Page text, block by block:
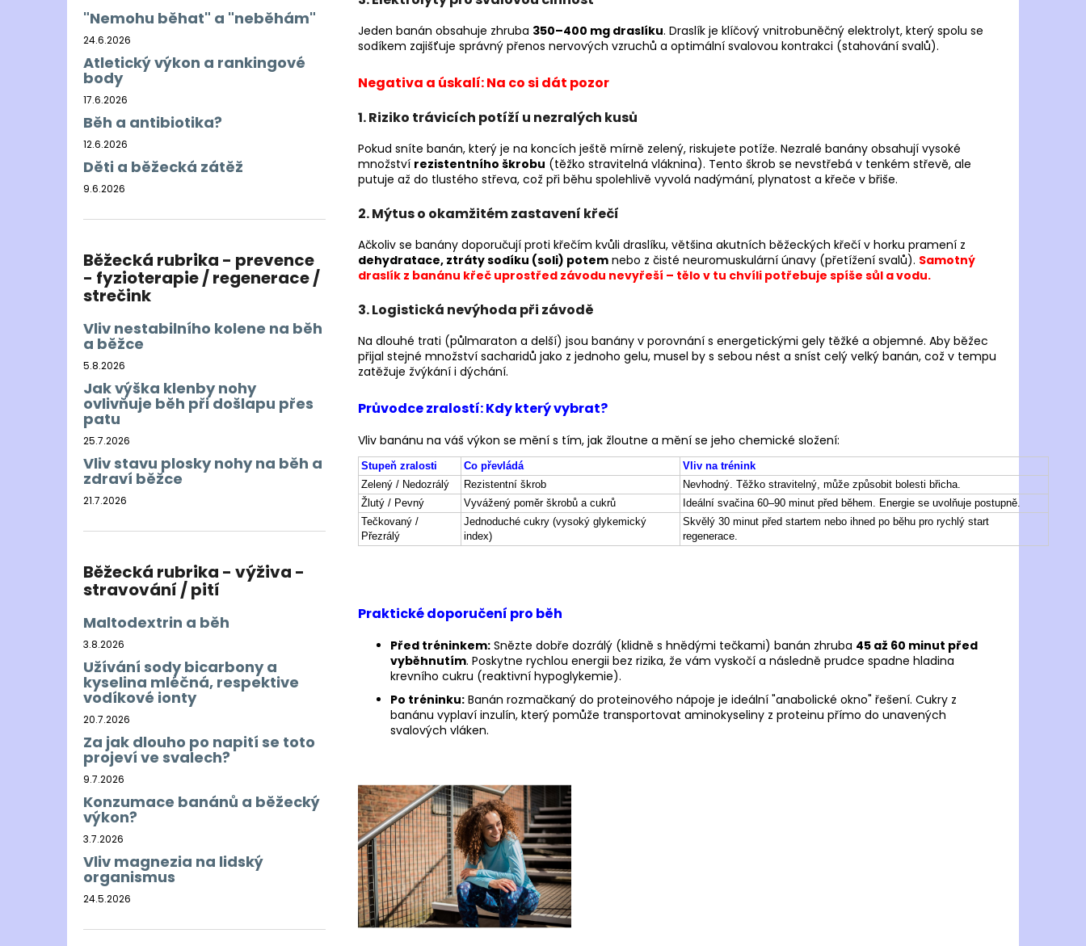
"Nemohu běhat" a "neběhám"
24.6.2026
Atletický výkon a rankingové
body
17.6.2026
Běh a antibiotika?
12.6.2026
Děti a běžecká zátěž
9.6.2026
Běžecká rubrika - prevence
- fyzioterapie / regenerace /
strečink
Vliv nestabilního kolene na běh
a běžce
5.8.2026
Jak výška klenby nohy
ovlivňuje běh při došlapu přes
patu
25.7.2026
Vliv stavu plosky nohy na běh a
zdraví běžce
21.7.2026
Běžecká rubrika - výživa -
stravování / pití
Maltodextrin a běh
3.8.2026
Užívání sody bicarbony a
kyselina mléčná, respektive
vodíkové ionty
20.7.2026
Za jak dlouho po napití se toto
projeví ve svalech?
9.7.2026
Konzumace banánů a běžecký
výkon?
3.7.2026
Vliv magnezia na lidský
organismus
24.5.2026
Jeden banán obsahuje zhruba 350–400 mg draslíku. Draslík je klíčový vnitrobuněčný elektrolyt, který spolu se
sodíkem zajišťuje správný přenos nervových vzruchů a optimální svalovou kontrakci (stahování svalů).
Negativa a úskalí: Na co si dát pozor
1. Riziko trávicích potíží u nezralých kusů
Pokud sníte banán, který je na koncích ještě mírně zelený, riskujete potíže. Nezralé banány obsahují vysoké
množství rezistentního škrobu (těžko stravitelná vláknina). Tento škrob se nevstřebá v tenkém střevě, ale
putuje až do tlustého střeva, což při běhu spolehlivě vyvolá nadýmání, plynatost a křeče v břiše.
2. Mýtus o okamžitém zastavení křečí
Ačkoliv se banány doporučují proti křečím kvůli draslíku, většina akutních běžeckých křečí v horku pramení z
dehydratace, ztráty sodíku (soli) potem nebo z čisté neuromuskulární únavy (přetížení svalů). Samotný
draslík z banánu křeč uprostřed závodu nevyřeší – tělo v tu chvíli potřebuje spíše sůl a vodu.
3. Logistická nevýhoda při závodě
Na dlouhé trati (půlmaraton a delší) jsou banány v porovnání s energetickými gely těžké a objemné. Aby běžec
přijal stejné množství sacharidů jako z jednoho gelu, musel by s sebou nést a sníst celý velký banán, což v tempu
zatěžuje žvýkání i dýchání.
Průvodce zralostí: Kdy který vybrat?
Vliv banánu na váš výkon se mění s tím, jak žloutne a mění se jeho chemické složení:
Stupeň zralosti Co převládá
Vliv na trénink
Zelený / Nedozrálý
Rezistentní škrob
Nevhodný. Těžko stravitelný, může způsobit bolesti břicha.
Žlutý / Pevný
Vyvážený poměr škrobů a cukrů
Ideální svačina 60–90 minut před během. Energie se uvolňuje postupně.
Tečkovaný /
Přezrálý
Jednoduché cukry (vysoký glykemický
index)
Skvělý 30 minut před startem nebo ihned po běhu pro rychlý start
regenerace.
Praktické doporučení pro běh
Před tréninkem: Snězte dobře dozrálý (klidně s hnědými tečkami) banán zhruba 45 až 60 minut před
vyběhnutím. Poskytne rychlou energii bez rizika, že vám vyskočí a následně prudce spadne hladina
krevního cukru (reaktivní hypoglykemie).
Po tréninku: Banán rozmačkaný do proteinového nápoje je ideální "anabolické okno" řešení. Cukry z
banánu vyplaví inzulín, který pomůže transportovat aminokyseliny z proteinu přímo do unavených
svalových vláken.